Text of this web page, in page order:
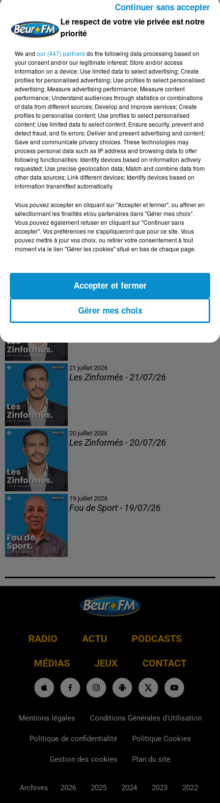
Avec Philippe Robichon
DERNIERS PODCASTS
24 juillet 2026
Les Zinformés - 24/07/26
23 juillet 2026
Les Zinformés - 23/07/26
Les Zinformés - 22/07/26
21 juillet 2026
Les Zinformés - 21/07/26
20 juillet 2026
Les Zinformés - 20/07/26
19 juillet 2026
Fou de Sport - 19/07/26
RADIO ACTU PODCASTS
MÉDIAS JEUX CONTACT
Mentions légales Conditions Générales d'Utilisation
Politique de confidentialité Politique Cookies
Gestion des cookies Plan du site
Archives 2026 2025 2024 2023 2022
Le respect de votre vie privée est notre
priorité
We and our (447) partnersdo the following data processing based on
your consent and/or our legitimate interest: Store and/or access
information on a device; Use limited data to select advertising; Create
profiles for personalised advertising; Use profiles to select personalised
advertising; Measure advertising performance; Measure content
performance; Understand audiences through statistics or combinations
of data from different sources; Develop and improve services; Create
profiles to personalise content; Use profiles to select personalised
content; Use limited data to select content; Ensure security, prevent and
detect fraud, and fix errors; Deliver and present advertising and content;
Save and communicate privacy choices. These technologies may
process personal data such as IP address and browsing data to offer
following functionalities: Identify devices based on information actively
requested; Use precise geolocation data; Match and combine data from
other data sources; Link different devices; Identify devices based on
information transmitted automatically.
Vous pouvez accepter en cliquant sur "Accepter et fermer", ou affiner en
sélectionnant les finalités et/ou partenaires dans "Gérer mes choix".
Vous pouvez également refuser en cliquant sur "Continuer sans
accepter". Vos préférences ne s'appliqueront que pour ce site. Vous
pouvez mettre à jour vos choix, ou retirer votre consentement à tout
moment via le lien "Gérer les cookies" situé en bas de chaque page.
Gérer mes choix
Accepter et fermer
Continuer sans accepter